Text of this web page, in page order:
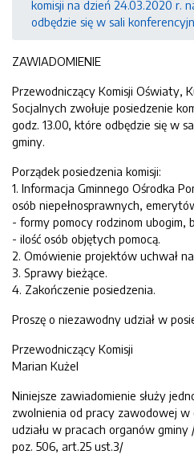
komisji na dzień 24.03.2020 r.
odbędzie się w sali
ZAWIADOMIENIE
Przewodniczący Komisji Oświaty,
Socjalnych zwołuje posiedzenie
godz. 13.00, które odbędzie się w
gminy.
Porządek posiedzenia komisji:
1. Informacja Gminnego Ośrodka
osób niepełnosprawnych,
- formy pomocy rodzinom ubogim,
- ilość osób objętych pomocą.
2. Omówienie projektów uchwał na
3. Sprawy bieżące.
4. Zakończenie posiedzenia.
Proszę o niezawodny udział
Przewodniczący Komisji
Marian Kużel
Niniejsze zawiadomienie służy
zwolnienia od pracy zawodowej w
udziału w pracach organów
poz. 506, art.25 ust.3/